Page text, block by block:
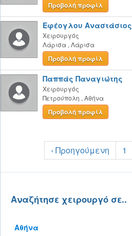
Προβολή προφίλ
Εφέογλου Αναστάσιος
Χειρουργός
Λάρισα , Λάρισα
Προβολή προφίλ
Παππάς Παναγιώτης
Χειρουργός
Πετρούπολη , Αθήνα
Προβολή προφίλ
‹ Προηγούμενη 1
Αναζήτησε χειρουργό σε..
Αθήνα